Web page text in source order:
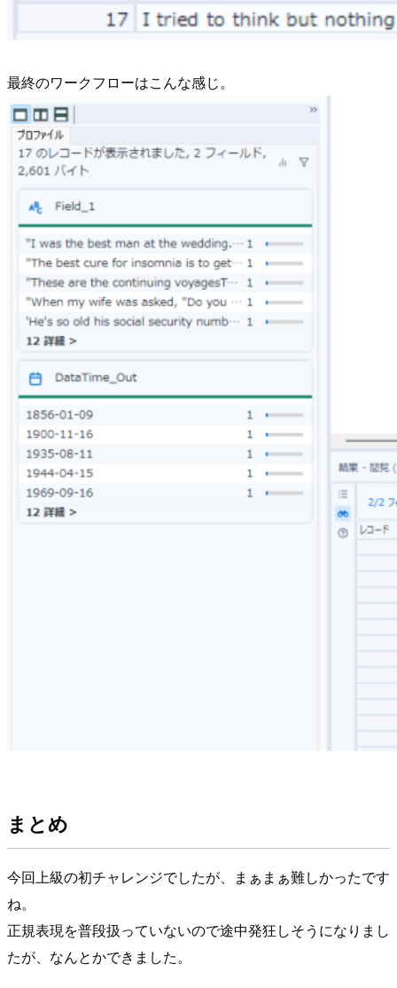
最終のワークフローはこんな感じ。
まとめ
今回上級の初チャレンジでしたが、まぁまぁ難しかったです
ね。
正規表現を普段扱っていないので途中発狂しそうになりまし
たが、なんとかできました。